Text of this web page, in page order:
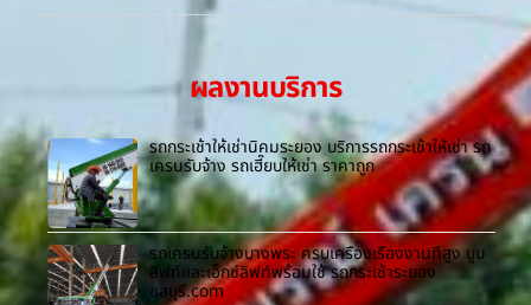
ผลงานบริการ
รถกระเช้าให้เช่านิคมระยอง บริการรถกระเช้าให้เช่า รถ
เครนรับจ้าง รถเฮี๊ยบให้เช่า ราคาถูก
รถเครนรับจ้างบางพระ ครบเครื่องเรื่องงานที่สูง บูม
ลิฟท์และเอ็กซ์ลิฟท์พร้อมใช้ รถกระเช้าระยอง
ชลบุรี.com